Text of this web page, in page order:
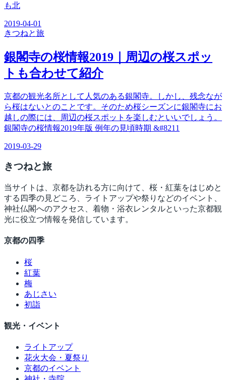
も北
2019-04-01
きつねと旅
銀閣寺の桜情報2019｜周辺の桜スポッ
トも合わせて紹介
京都の観光名所として人気のある銀閣寺。しかし、残念なが
ら桜はないとのことです。そのため桜シーズンに銀閣寺にお
越しの際には、周辺の桜スポットを楽しむといいでしょう。
銀閣寺の桜情報2019年版 例年の見頃時期 &#8211
2019-03-29
きつねと旅
当サイトは、京都を訪れる方に向けて、桜・紅葉をはじめと
する四季の見どころ、ライトアップや祭りなどのイベント、
神社仏閣へのアクセス、着物・浴衣レンタルといった京都観
光に役立つ情報を発信しています。
京都の四季
桜
紅葉
梅
あじさい
初詣
観光・イベント
ライトアップ
花火大会・夏祭り
京都のイベント